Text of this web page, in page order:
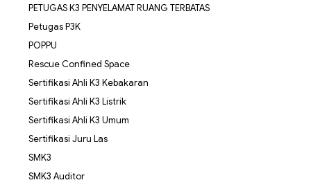
PETUGAS K3 PENYELAMAT RUANG TERBATAS
Petugas P3K
POPPU
Rescue Confined Space
Sertifikasi Ahli K3 Kebakaran
Sertifikasi Ahli K3 Listrik
Sertifikasi Ahli K3 Umum
Sertifikasi Juru Las
SMK3
SMK3 Auditor